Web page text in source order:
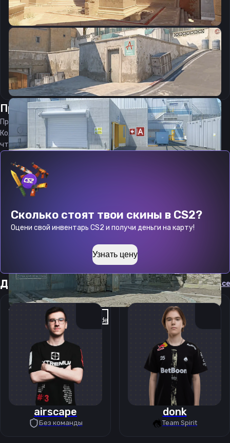
Previous slide Next slide
CSGO-8VoyY-bKBL5-T2qXH-HtxsO-d4izO
Скопировать
ПрицелРитейкот 06.08.2026
Прицел Retake является актуальным на
06.08.2026
Код прицела
CS 2 стараемся еженедельно обновлять,
чтобы вы могли играть с актуальными настройками игрока.
Сколько стоят твои скины в CS2?
Оцени свой инвентарь CS2 и получи деньги на карту!
Узнать цену
Другие прицелы Cмотреть все
airscape
Без команды
donk
Team Spirit